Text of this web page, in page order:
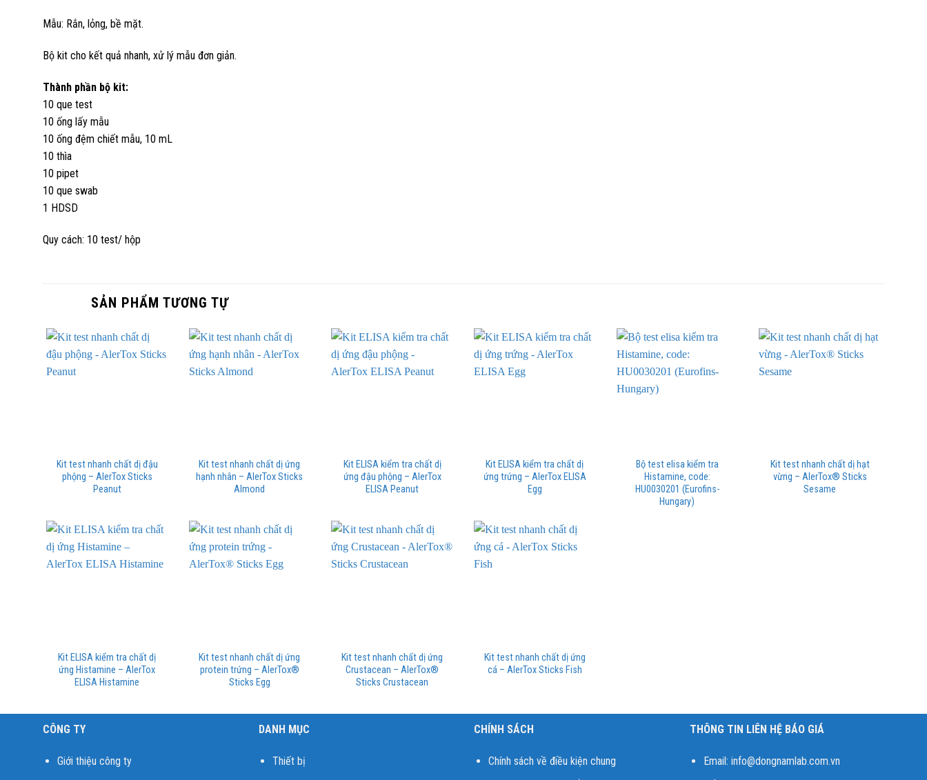
Mẫu: Rắn, lỏng, bề mặt.
Bộ kit cho kết quả nhanh, xử lý mẫu đơn giản.
Thành phần bộ kit:
10 que test
10 ống lấy mẫu
10 ống đệm chiết mẫu, 10 mL
10 thìa
10 pipet
10 que swab
1 HDSD
Quy cách: 10 test/ hộp
SẢN PHẨM TƯƠNG TỰ
Kit test nhanh chất dị đậu
phộng – AlerTox Sticks
Peanut
Kit test nhanh chất dị ứng
hạnh nhân – AlerTox Sticks
Almond
Kit ELISA kiểm tra chất dị
ứng đậu phộng – AlerTox
ELISA Peanut
Kit ELISA kiểm tra chất dị
ứng trứng – AlerTox ELISA
Egg
Bộ test elisa kiểm tra
Histamine, code:
HU0030201 (Eurofins-
Hungary)
Kit test nhanh chất dị hạt
vừng – AlerTox® Sticks
Sesame
Kit ELISA kiểm tra chất dị
ứng Histamine – AlerTox
ELISA Histamine
Kit test nhanh chất dị ứng
protein trứng – AlerTox®
Sticks Egg
Kit test nhanh chất dị ứng
Crustacean – AlerTox®
Sticks Crustacean
Kit test nhanh chất dị ứng
cá – AlerTox Sticks Fish
CÔNG TY
Giới thiệu công ty
DANH MỤC
Thiết bị
CHÍNH SÁCH
Chính sách về điều kiện chung
THÔNG TIN LIÊN HỆ BÁO GIÁ
Email:info@dongnamlab.com.vn